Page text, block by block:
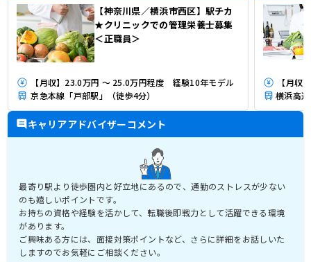
【神奈川県／横浜市西区】駅チカ
★クリニックでの管理栄養士募集
＜正職員＞
【月収】23.0万円 ～ 25.0万円程度 経験10年モデル
京急本線「戸部駅」（徒歩4分）
【月
キャリアアドバイザーコメント
最寄り駅より徒歩圏内と好立地にあるので、通勤のストレスが少ない
のも嬉しいポイントです。
お持ちの資格や経験を活かして、転職後即戦力として活躍できる環境
があります。
ご興味ある方には、面接対策ポイントなど、さらに詳細をお話しいた